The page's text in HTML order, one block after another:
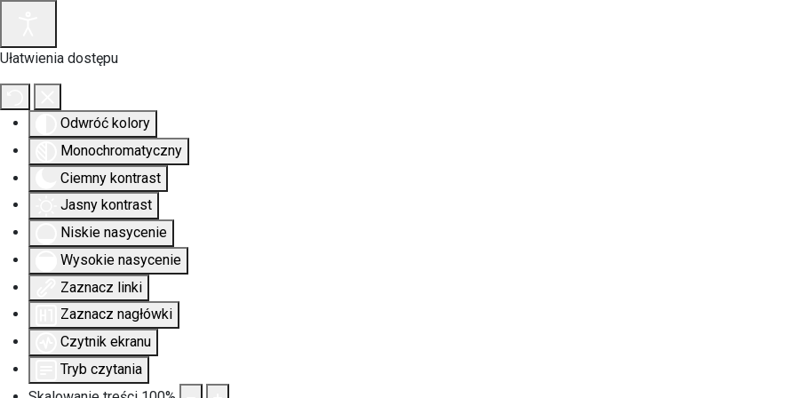
Ułatwienia dostępu
Odwróć kolory
Monochromatyczny
Ciemny kontrast
Jasny kontrast
Niskie nasycenie
Wysokie nasycenie
Zaznacz linki
Zaznacz nagłówki
Czytnik ekranu
Tryb czytania